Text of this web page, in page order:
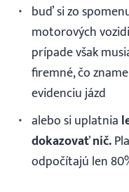
buď si zo
motorových
prípade však
firemné, čo
evidenciu jázd
alebo si uplatnia
dokazovať nič.
odpočítajú len